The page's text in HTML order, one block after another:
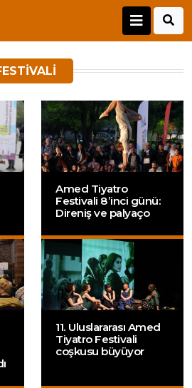
Amed Tiyatro
Festivali 8’inci günü:
Direniş ve palyaço
11. Uluslararası Amed
Tiyatro Festivali
coşkusu büyüyor